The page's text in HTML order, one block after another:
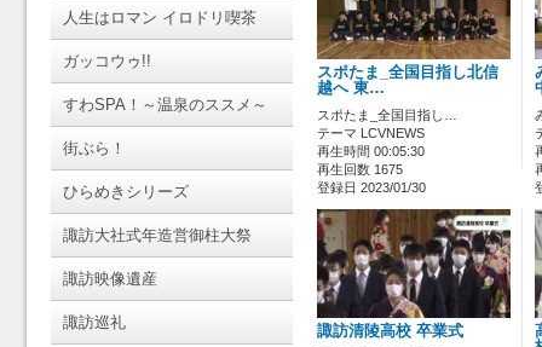
人生はロマン イロドリ喫茶
ガッコウゥ!!
すわSPA！～温泉のススメ～
街ぶら！
ひらめきシリーズ
諏訪大社式年造営御柱大祭
諏訪映像遺産
諏訪巡礼
スポたま_全国目指し北信
越へ 東…
スポたま_全国目指し…
テーマ LCVNEWS
再生時間 00:05:30
再生回数 1675
登録日 2023/01/30
諏訪清陵高校 卒業式